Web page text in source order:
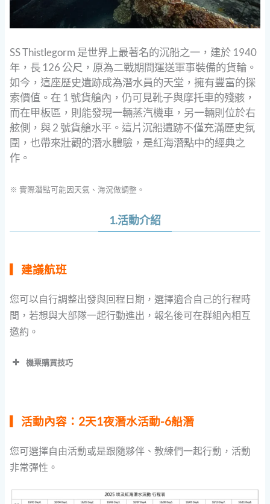
SS Thistlegorm 是世界上最著名的沉船之一，建於 1940
年，長 126 公尺，原為二戰期間運送軍事裝備的貨輪。
如今，這座歷史遺跡成為潛水員的天堂，擁有豐富的探
索價值。在 1 號貨艙內，仍可見靴子與摩托車的殘骸，
而在甲板區，則能發現一輛蒸汽機車，另一輛則位於右
舷側，與 2 號貨艙水平。這片沉船遺跡不僅充滿歷史氛
圍，也帶來壯觀的潛水體驗，是紅海潛點中的經典之
作。
※ 實際潛點可能因天氣、海況做調整。
1.活動介紹
▎建議航班
您可以自行調整出發與回程日期，選擇適合自己的行程時
間，若想與大部隊一起行動進出，報名後可在群組內相互
邀約。
機票購買技巧
▎活動內容：2天1夜潛水活動-6船潛
您可選擇自由活動或是跟隨夥伴、教練們一起行動，活動
非常彈性。